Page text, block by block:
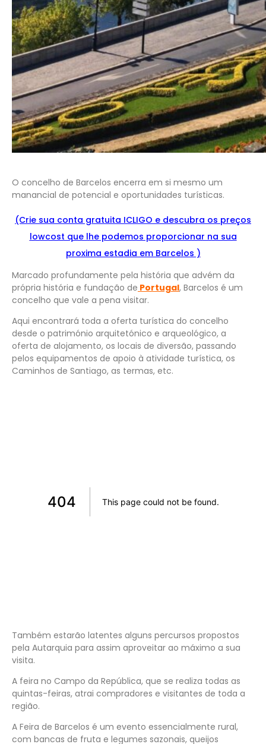
O concelho de Barcelos encerra em si mesmo um
manancial de potencial e oportunidades turísticas.
(Crie sua conta gratuita ICLIGO e descubra os preços
lowcost que lhe podemos proporcionar na sua
proxima estadia em Barcelos )
Marcado profundamente pela história que advém da
própria história e fundação de Portugal, Barcelos é um
concelho que vale a pena visitar.
Aqui encontrará toda a oferta turística do concelho
desde o património arquitetónico e arqueológico, a
oferta de alojamento, os locais de diversão, passando
pelos equipamentos de apoio à atividade turística, os
Caminhos de Santiago, as termas, etc.
Também estarão latentes alguns percursos propostos
pela Autarquia para assim aproveitar ao máximo a sua
visita.
A feira no Campo da República, que se realiza todas as
quintas-feiras, atrai compradores e visitantes de toda a
região.
A Feira de Barcelos é um evento essencialmente rural,
com bancas de fruta e legumes sazonais, queijos